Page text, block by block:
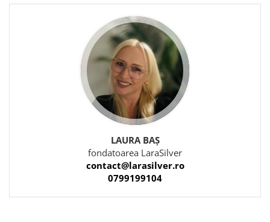
LAURA BAȘ
fondatoarea LaraSilver
contact@larasilver.ro
0799199104